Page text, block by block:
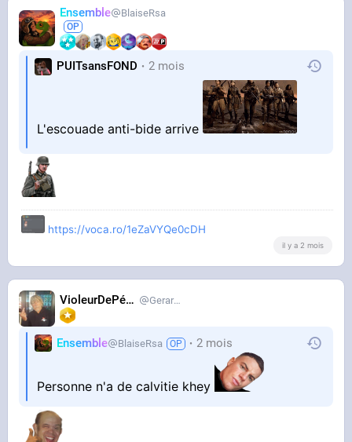
Ensemble BlaiseRsa
PUITsansFOND 2 mois
L'escouade anti-bide arrive
https://voca.ro/1eZaVYQe0cDH
il y a 2 mois
VioleurDePédo Gerardlevain
Ensemble BlaiseRsa 2 mois
Personne n'a de calvitie khey